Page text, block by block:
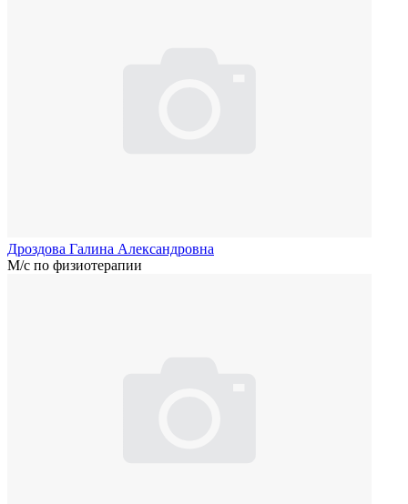
Дроздова Галина Александровна
М/с по физиотерапии